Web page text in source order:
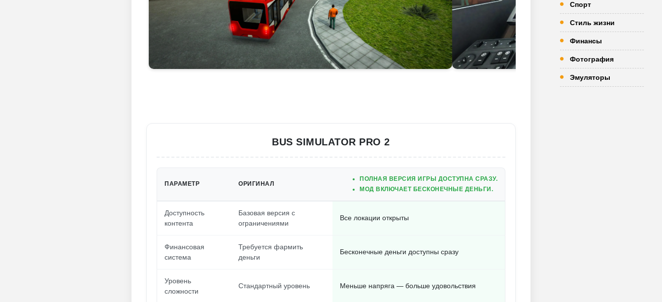
BUS SIMULATOR PRO 2
ПАРАМЕТР ОРИГИНАЛ
ПОЛНАЯ ВЕРСИЯ ИГРЫ ДОСТУПНА СРАЗУ.
МОД ВКЛЮЧАЕТ БЕСКОНЕЧНЫЕ ДЕНЬГИ.
Доступность
контента
Базовая версия с
ограничениями
Все локации открыты
Финансовая
система
Требуется фармить
деньги
Бесконечные деньги доступны сразу
Уровень
сложности
Стандартный уровень Меньше напряга — больше удовольствия
Спорт
Стиль жизни
Финансы
Фотография
Эмуляторы